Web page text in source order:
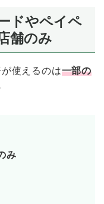
ドやペイペ
舗のみ
使えるのは一部の
み